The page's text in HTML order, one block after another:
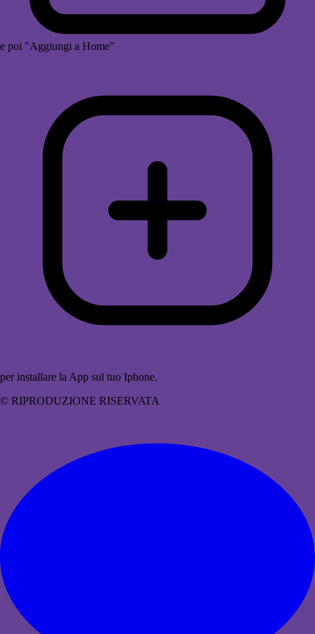
e poi "Aggiungi a Home"
per installare la App sul tuo Iphone.
© RIPRODUZIONE RISERVATA